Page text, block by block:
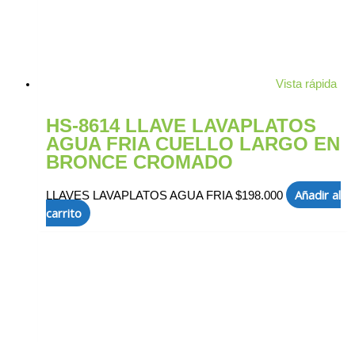
Vista rápida
HS-8614 LLAVE LAVAPLATOS
AGUA FRIA CUELLO LARGO EN
BRONCE CROMADO
LLAVES LAVAPLATOS AGUA FRIA$198.000
Añadir al
carrito